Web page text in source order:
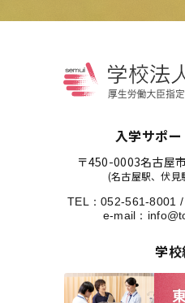
入学サポ
〒450-0003名古屋
(名古屋駅、伏見
TEL：052-561-8001 /
e-mail：
学